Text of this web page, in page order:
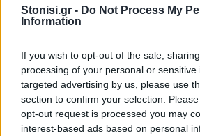
Stonisi.gr - Do Not Process My
Information
If you wish to opt-out of the sale,
processing of your personal or
targeted advertising by us, please use
section to confirm your selection.
opt-out request is processed you may
interest-based ads based on personal
Ενιαίο, καθολικό,
δωρεάν σύστημα Υγείας-
κρατικό προϋπολογισμό.
Κατάργηση κάθε
δραστηριότητας στην
Φάρμακο.